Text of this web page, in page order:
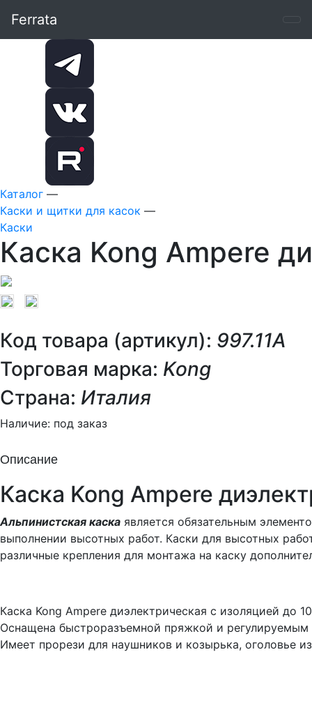
Ferrata
Каталог —
Каски и щитки для касок —
Каски
Каска Kong Ampere
Код товара (артикул): 997.11A
Торговая марка: Kong
Страна: Италия
Наличие: под заказ
Описание
Каска Kong Ampere
Альпинистская каска является обязательным
выполнении высотных работ. Каски для высотных
различные крепления для монтажа на каску
Каска Kong Ampere диэлектрическая с изоляцией до
Оснащена быстроразъемной пряжкой и
Имеет прорези для наушников и козырька, оголовье